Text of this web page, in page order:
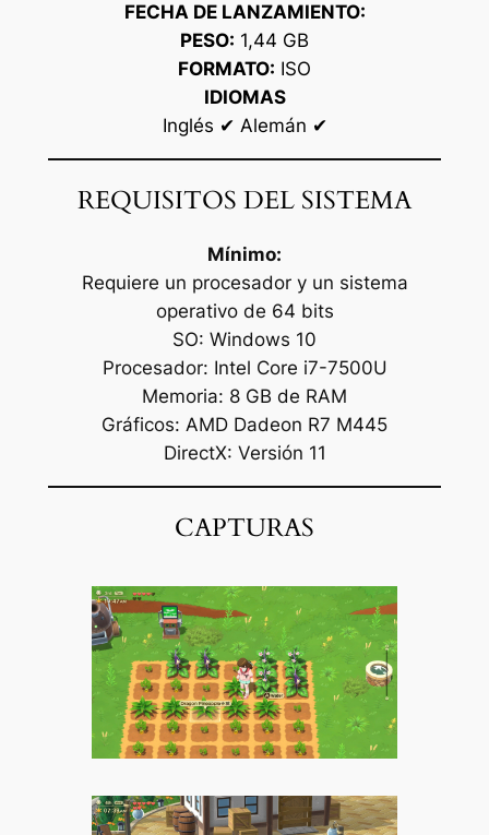
FECHA DE LANZAMIENTO:
PESO: 1,44 GB
FORMATO: ISO
IDIOMAS
Inglés ✔ Alemán ✔
REQUISITOS DEL SISTEMA
Mínimo:
Requiere un procesador y un sistema
operativo de 64 bits
SO: Windows 10
Procesador: Intel Core i7-7500U
Memoria: 8 GB de RAM
Gráficos: AMD Dadeon R7 M445
DirectX: Versión 11
CAPTURAS